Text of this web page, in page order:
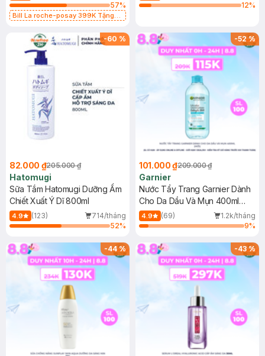
57%
Bill La roche-posay 399K Tặng
(SL có hạn)
12%
-60 %
82.000 ₫205.000 ₫
Hatomugi
Sữa Tắm Hatomugi Dưỡng Ẩm
Chiết Xuất Ý Dĩ 800ml
4.9 (123)
714/tháng
52%
-52%
101.000 ₫209.000 ₫
Garnier
Nước Tẩy Trang Garnier Dành
Cho Da Dầu Và Mụn 400ml
(Mới)
4.9 (69)
1.2k/tháng
9%
-44% -43%